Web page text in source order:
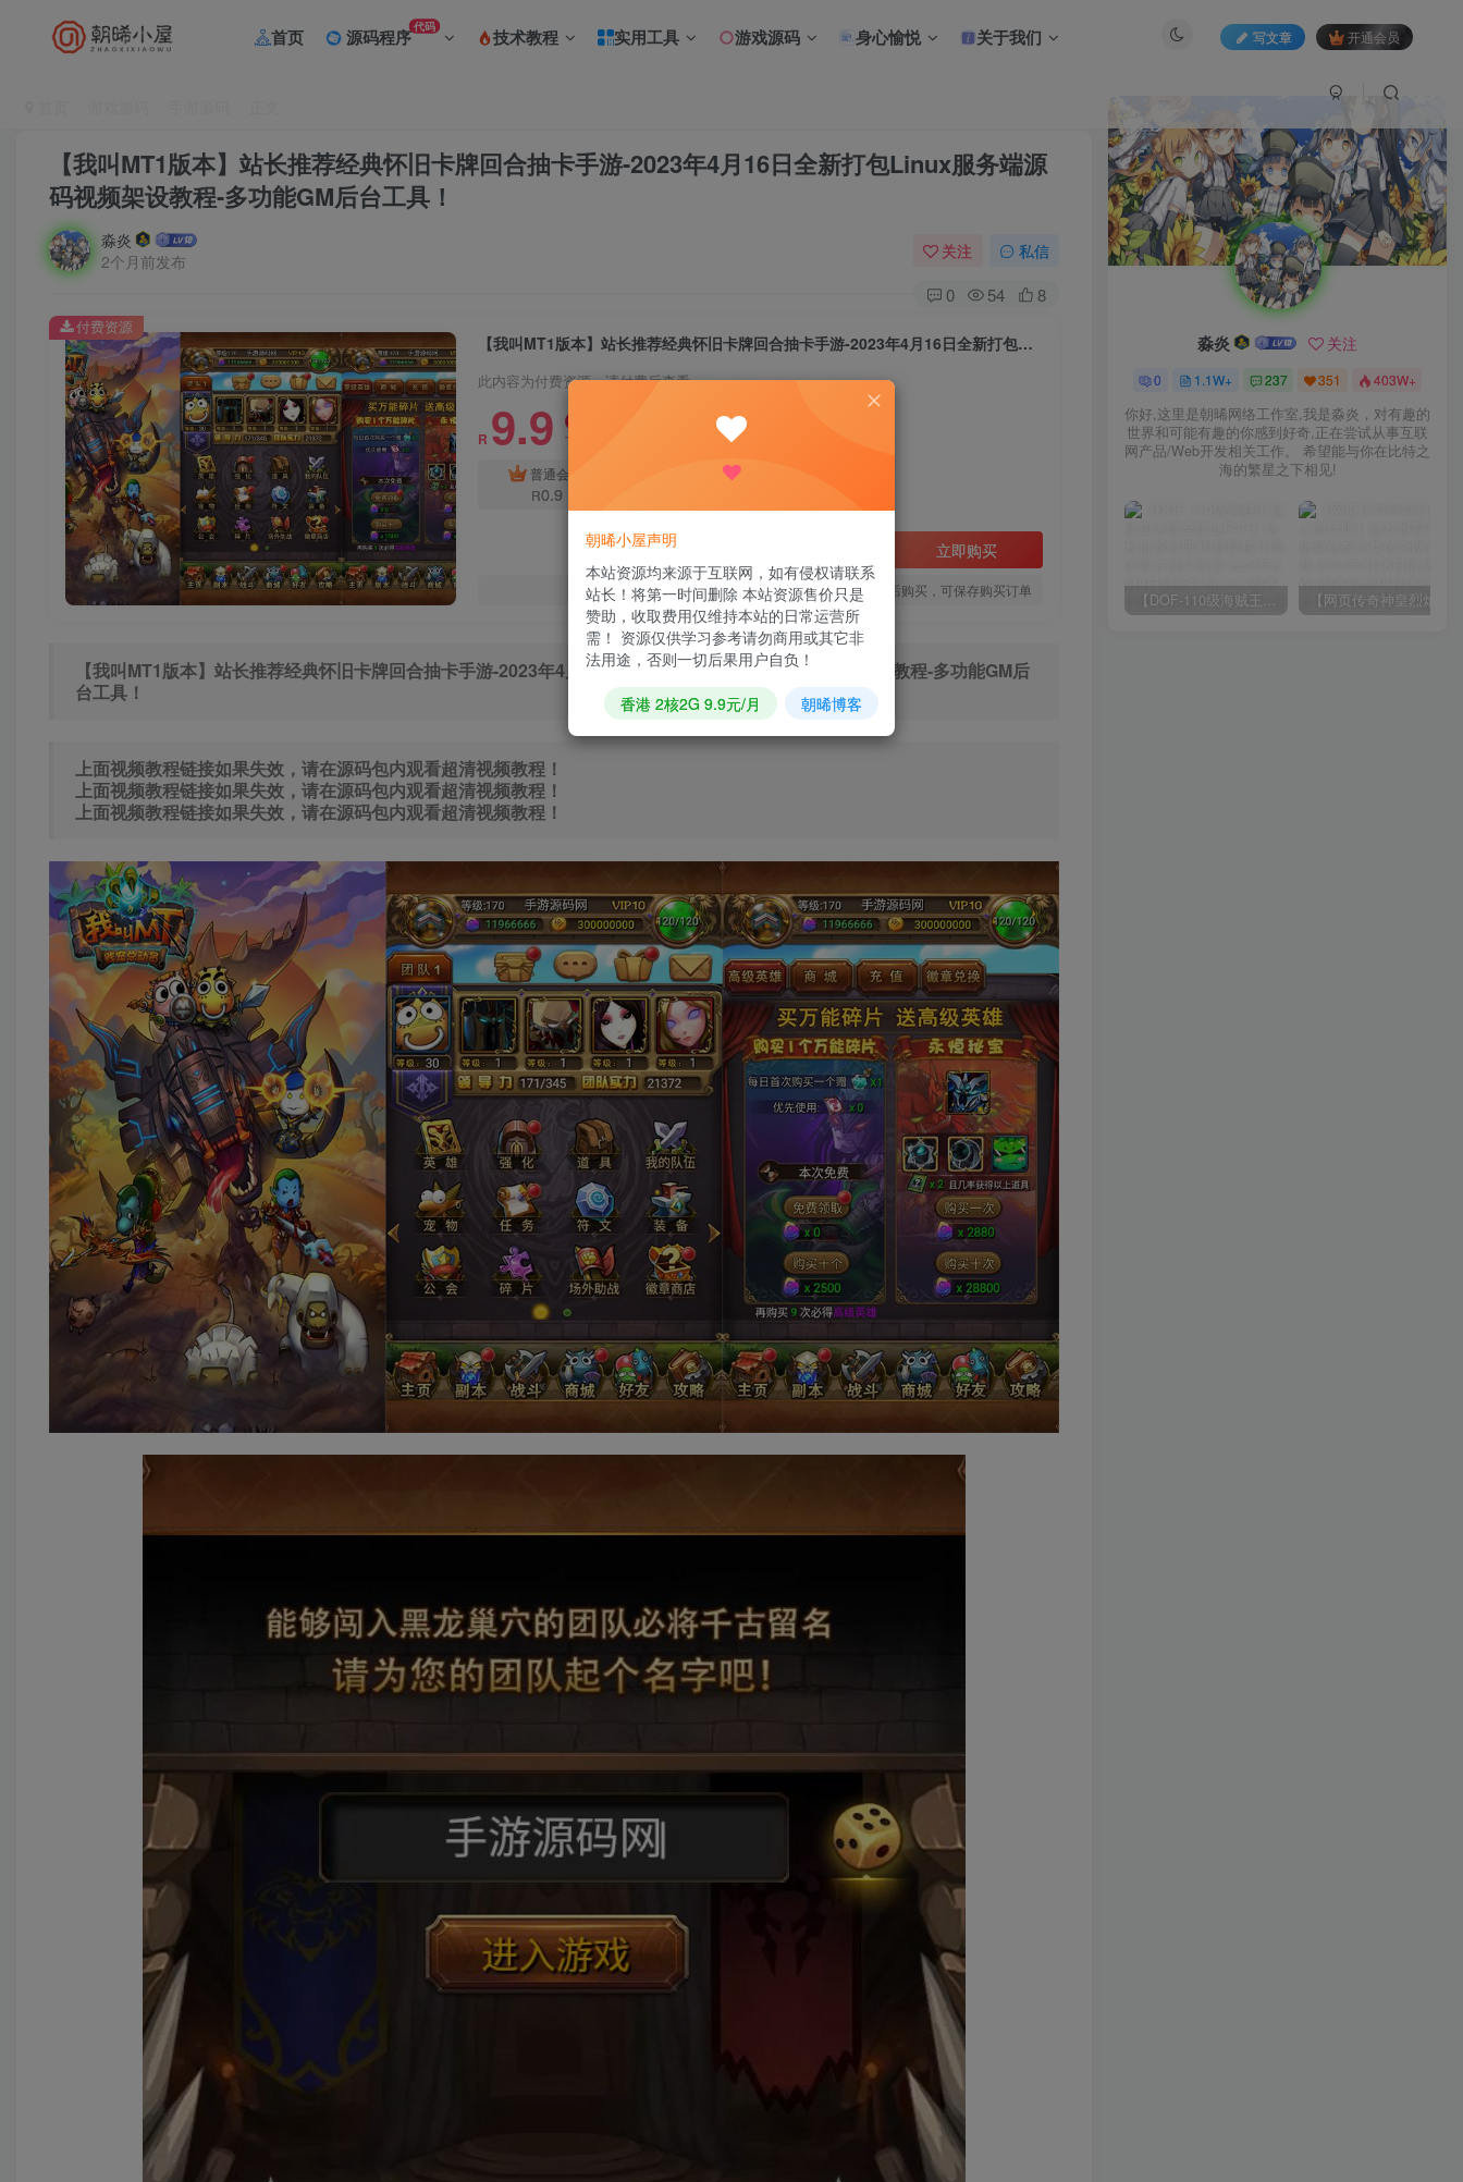
首页 源码程序代码 技术教程 实用工具 游戏源码 身心愉悦 关于我们 写文章 开通会员
【我叫MT1版本】站长推荐经典怀旧卡牌回合抽卡手游-2023年4月16日全新打包Linux服务端源
码视频架设教程-多功能GM后台工具！
淼炎
2个月前发布
关注 私信
0 54 8
【我叫MT1版本】站长推荐经典怀旧卡牌回合抽卡手游-2023年4月16日全新打包Linux服务端源码视频架设教程-多功能GM后台工具！
此内容为付费资源，请付费后查看
R 9.9 R
普通会员
R0.9
免费
立即购买
您当前未登录！建议登陆后购买，可保存购买订单
付费资源
【我叫MT1版本】站长推荐经典怀旧卡牌回合抽卡手游-2023年4月16日全新打包Linux服务端源码视频架设教程-多功能GM后
台工具！
上面视频教程链接如果失效，请在源码包内观看超清视频教程！
上面视频教程链接如果失效，请在源码包内观看超清视频教程！
上面视频教程链接如果失效，请在源码包内观看超清视频教程！
淼炎 关注
0 1.1W+ 237 351 403W+
你好,这里是朝晞网络工作室,我是淼炎，对有趣的
世界和可能有趣的你感到好奇,正在尝试从事互联
网产品/Web开发相关工作。 希望能与你在比特之
海的繁星之下相见!
【DOF-110级海贼王超变四大陆全职业PVF】站长推荐经典3D冒险格斗闯关西方魔幻端游-2024年8月8日最新打包Linux服务端源码视频架设教程-等级补丁-配套完整客户端！
朝晞小屋声明
本站资源均来源于互联网，如有侵权请联系
站长！将第一时间删除 本站资源售价只是
赞助，收取费用仅维持本站的日常运营所
需！ 资源仅供学习参考请勿商用或其它非
法用途，否则一切后果用户自负！
香港 2核2G 9.9元/月 朝晞博客